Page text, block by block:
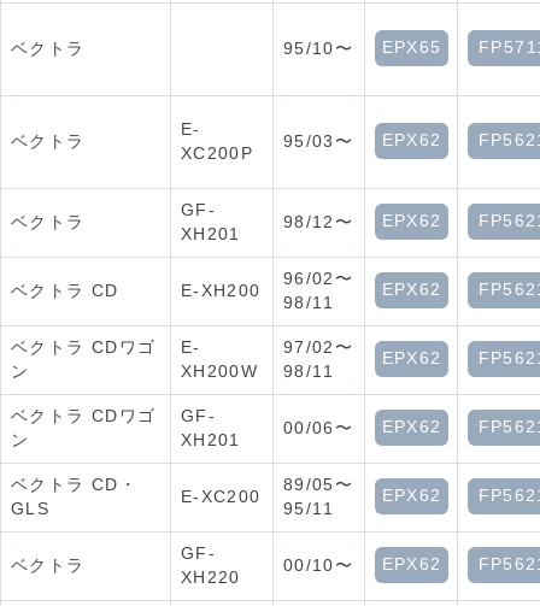
ベクトラ 95/10〜 EPX65
ベクトラ
E-
XC200P
95/03〜 EPX62
ベクトラ
GF-
XH201
98/12〜 EPX62
ベクトラ CD E-XH200
96/02〜
98/11
EPX62
ベクトラ CDワゴ
ン
E-
XH200W
97/02〜
98/11
EPX62
ベクトラ CDワゴ
ン
GF-
XH201
00/06〜 EPX62
ベクトラ CD・
GLS
E-XC200
89/05〜
95/11
EPX62
ベクトラ
GF-
XH220
00/10〜 EPX62